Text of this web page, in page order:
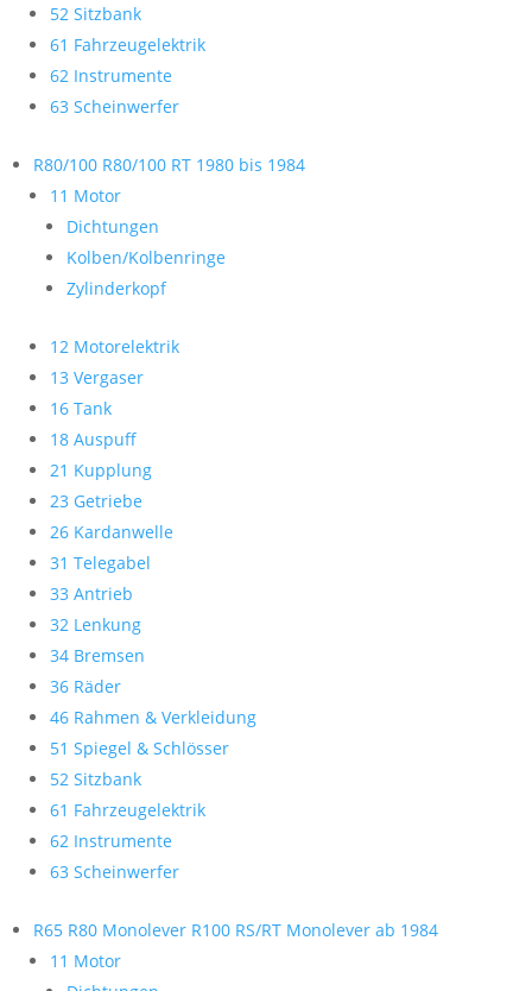
52 Sitzbank
61 Fahrzeugelektrik
62 Instrumente
63 Scheinwerfer
R80/100 R80/100 RT 1980 bis 1984
11 Motor
Dichtungen
Kolben/Kolbenringe
Zylinderkopf
12 Motorelektrik
13 Vergaser
16 Tank
18 Auspuff
21 Kupplung
23 Getriebe
26 Kardanwelle
31 Telegabel
33 Antrieb
32 Lenkung
34 Bremsen
36 Räder
46 Rahmen & Verkleidung
51 Spiegel & Schlösser
52 Sitzbank
61 Fahrzeugelektrik
62 Instrumente
63 Scheinwerfer
R65 R80 Monolever R100 RS/RT Monolever ab 1984
11 Motor